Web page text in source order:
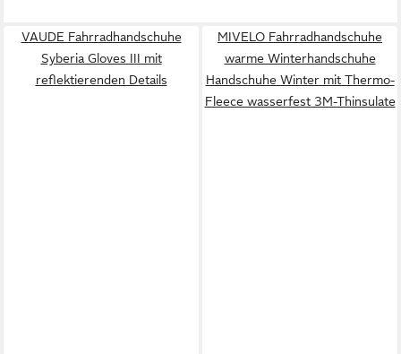
VAUDE Fahrradhandschuhe
Syberia Gloves III mit
reflektierenden Details
MIVELO Fahrradhandschuhe
warme Winterhandschuhe
Handschuhe Winter mit Thermo-
Fleece wasserfest 3M-Thinsulate